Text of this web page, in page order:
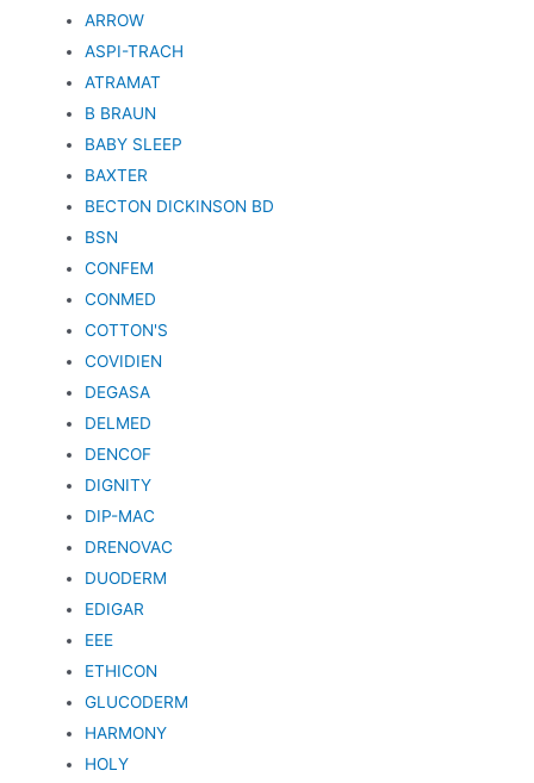
ARROW
ASPI-TRACH
ATRAMAT
B BRAUN
BABY SLEEP
BAXTER
BECTON DICKINSON BD
BSN
CONFEM
CONMED
COTTON'S
COVIDIEN
DEGASA
DELMED
DENCOF
DIGNITY
DIP-MAC
DRENOVAC
DUODERM
EDIGAR
EEE
ETHICON
GLUCODERM
HARMONY
HOLY